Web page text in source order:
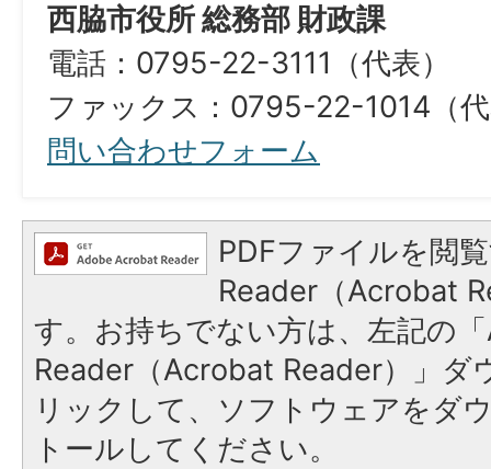
西脇市役所 総務部 財政課
電話：0795-22-3111（代表）
ファックス：0795-22-1014（
問い合わせフォーム
PDFファイルを閲
Reader（Acrobat
す。お持ちでない方は、左記の
Reader（Acrobat Reader）」ダ
リックして、ソフトウェアをダ
トールしてください。